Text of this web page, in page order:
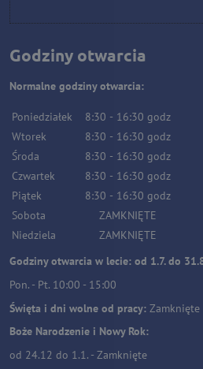
Godziny otwarcia
Normalne godziny otwarcia:
Poniedziałek 8:30 - 16:30 godz
Wtorek
8:30 - 16:30 godz
Środa
8:30 - 16:30 godz
Czwartek
8:30 - 16:30 godz
Piątek
8:30 - 16:30 godz
Sobota
ZAMKNIĘTE
Niedziela
ZAMKNIĘTE
Godziny otwarcia w lecie: od 1.7. do
Pon. - Pt. 10:00 - 15:00
Święta i dni wolne od pracy: Zamknięte
Boże Narodzenie i Nowy Rok:
od 24.12 do 1.1. - Zamknięte